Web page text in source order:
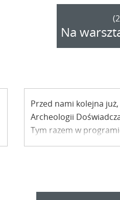
Na
Przed nami kolejna
Archeologii
Tym razem w
szkła metodami z XII